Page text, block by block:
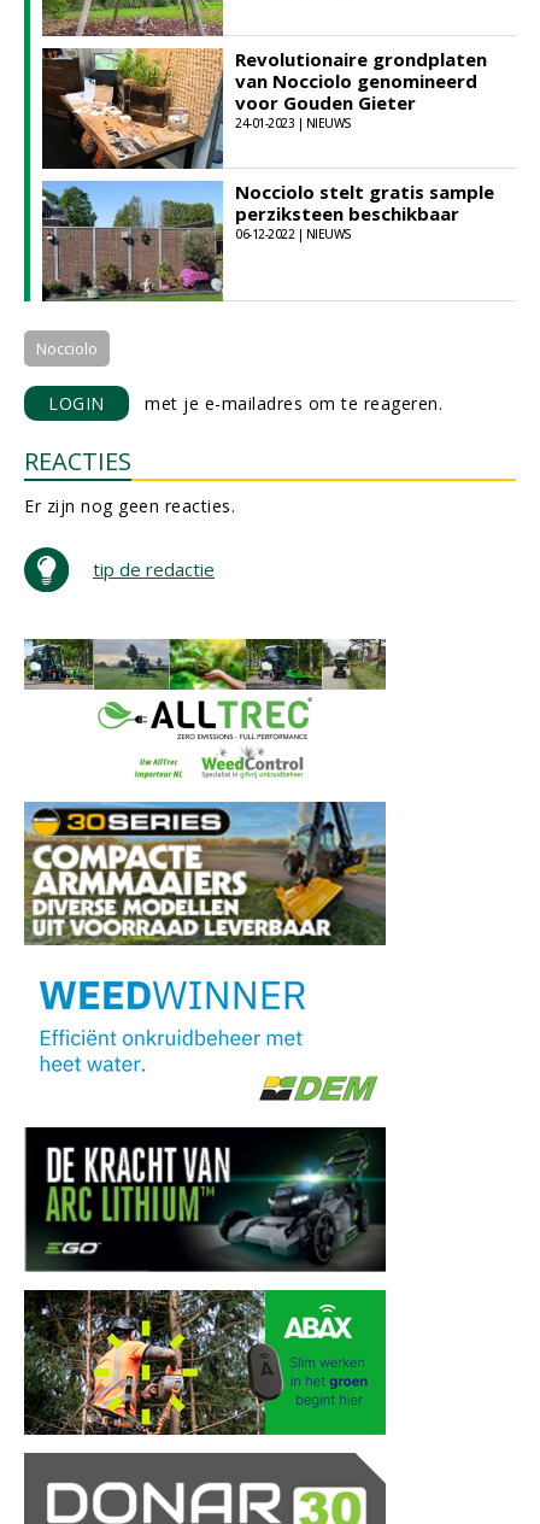
Revolutionaire grondplaten
van Nocciolo genomineerd
voor Gouden Gieter
24-01-2023 | NIEUWS
Nocciolo stelt gratis sample
perziksteen beschikbaar
06-12-2022 | NIEUWS
Nocciolo
LOGIN met je e-mailadres om te reageren.
REACTIES
Er zijn nog geen reacties.
tip de redactie